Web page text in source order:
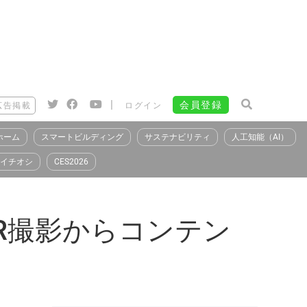
告掲載 | ログイン 会員登録
ーム スマートビルディング サステナビリティ 人工知能（AI）
イチオシ CES2026
撮影からコンテン